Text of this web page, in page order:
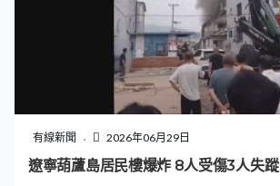
有線新聞 2026年06月29日
遼寧葫蘆島居民樓爆炸 8人受傷3人失蹤